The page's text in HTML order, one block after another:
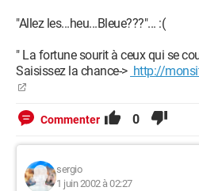
"Allez les...heu...Bleue???"... :(
" La fortune sourit à ceux qui se
Saisissez la chance-> http://
Commenter 0
sergio
1 juin 2002 à 02:27